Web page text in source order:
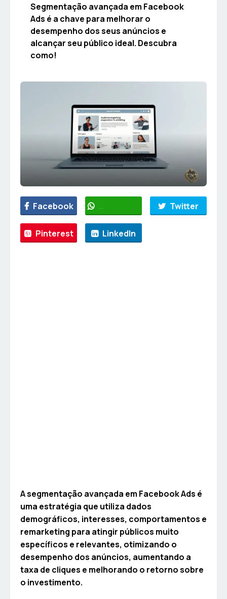
Segmentação avançada em Facebook
Ads é a chave para melhorar o
desempenho dos seus anúncios e
alcançar seu público ideal. Descubra
como!
Facebook WhatsApp Twitter
Pinterest LinkedIn
A segmentação avançada em Facebook Ads é
uma estratégia que utiliza dados
demográficos, interesses, comportamentos e
remarketing para atingir públicos muito
específicos e relevantes, otimizando o
desempenho dos anúncios, aumentando a
taxa de cliques e melhorando o retorno sobre
o investimento.